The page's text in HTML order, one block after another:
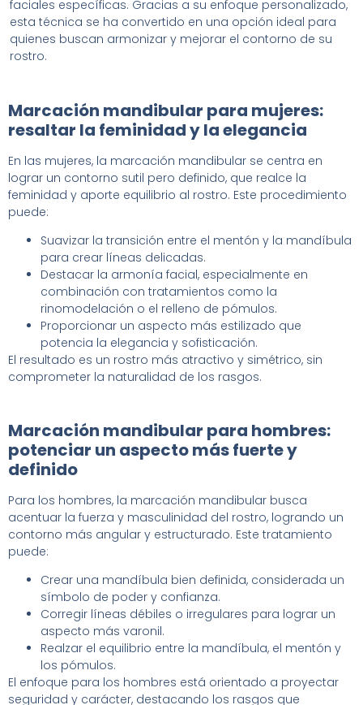
faciales específicas. Gracias a su enfoque personalizado,
esta técnica se ha convertido en una opción ideal para
quienes buscan armonizar y mejorar el contorno de su
rostro.
Marcación mandibular para mujeres:
resaltar la feminidad y la elegancia
En las mujeres, la marcación mandibular se centra en
lograr un contorno sutil pero definido, que realce la
feminidad y aporte equilibrio al rostro. Este procedimiento
puede:
Suavizar la transición entre el mentón y la mandíbula
para crear líneas delicadas.
Destacar la armonía facial, especialmente en
combinación con tratamientos como la
rinomodelación o el relleno de pómulos.
Proporcionar un aspecto más estilizado que
potencia la elegancia y sofisticación.
El resultado es un rostro más atractivo y simétrico, sin
comprometer la naturalidad de los rasgos.
Marcación mandibular para hombres:
potenciar un aspecto más fuerte y
definido
Para los hombres, la marcación mandibular busca
acentuar la fuerza y masculinidad del rostro, logrando un
contorno más angular y estructurado. Este tratamiento
puede:
Crear una mandíbula bien definida, considerada un
símbolo de poder y confianza.
Corregir líneas débiles o irregulares para lograr un
aspecto más varonil.
Realzar el equilibrio entre la mandíbula, el mentón y
los pómulos.
El enfoque para los hombres está orientado a proyectar
seguridad y carácter, destacando los rasgos que